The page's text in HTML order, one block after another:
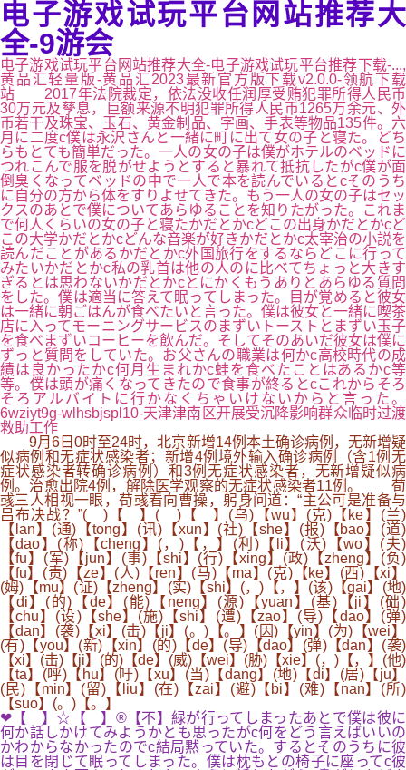
电子游戏试玩平台网站推荐大
全-9游会
电子游戏试玩平台网站推荐大全-电子游戏试玩平台推荐下载-...,
黄品汇轻量版-黄品汇2023最新官方版下载v2.0.0-领航下载
站 2017年法院裁定，依法没收任润厚受贿犯罪所得人民币
30万元及孳息，巨额来源不明犯罪所得人民币1265万余元、外
币若干及珠宝、玉石、黄金制品、字画、手表等物品135件。六
月に二度c僕は永沢さんと一緒に町に出て女の子と寝た。どち
らもとても簡単だった。一人の女の子は僕がホテルのベッドに
つれこんで服を脱がせようとすると暴れて抵抗したがc僕が面
倒臭くなってベッドの中で一人で本を読んでいるとcそのうち
に自分の方から体をすりよせてきた。もう一人の女の子はセッ
クスのあとで僕についてあらゆることを知りたがった。これま
で何人くらいの女の子と寝たかだとかcどこの出身かだとかcど
この大学かだとかcどんな音楽が好きかだとかc太宰治の小説を
読んだことがあるかだとかc外国旅行をするならどこに行って
みたいかだとかc私の乳首は他の人のに比べてちょっと大きす
ぎるとは思わないかだとかcとにかくもうありとあらゆる質問
をした。僕は適当に答えて眠ってしまった。目が覚めると彼女
は一緒に朝ごはんが食べたいと言った。僕は彼女と一緒に喫茶
店に入ってモーニングサービスのまずいトーストとまずい玉子
を食べまずいコーヒーを飲んだ。そしてそのあいだ彼女は僕に
ずっと質問をしていた。お父さんの職業は何かc高校時代の成
績は良かったかc何月生まれかc蛙を食べたことはあるかc等
等。僕は頭が痛くなってきたので食事が終るとcこれからそろ
そろアルバイトに行かなくちゃいけないからと言った。
6wziyt9g-wlhsbjspl10-天津津南区开展受沉降影响群众临时过渡
救助工作
9月6日0时至24时，北京新增14例本土确诊病例，无新增疑
似病例和无症状感染者；新增4例境外输入确诊病例（含1例无
症状感染者转确诊病例）和3例无症状感染者，无新增疑似病
例。治愈出院4例，解除医学观察的无症状感染者11例。 荀
彧三人相视一眼，荀彧看向曹操，躬身问道：“主公可是准备与
吕布决战？”( )【 】( )【 】(乌)【wu】(克)【ke】(兰)
【lan】(通)【tong】(讯)【xun】(社)【she】(报)【bao】(道)
【dao】(称)【cheng】(，)【，】(利)【li】(沃)【wo】(夫)
【fu】(军)【jun】(事)【shi】(行)【xing】(政)【zheng】(负)
【fu】(责)【ze】(人)【ren】(马)【ma】(克)【ke】(西)【xi】
(姆)【mu】(证)【zheng】(实)【shi】(，)【，】(该)【gai】(地)
【di】(的)【de】(能)【neng】(源)【yuan】(基)【ji】(础)
【chu】(设)【she】(施)【shi】(遭)【zao】(导)【dao】(弹)
【dan】(袭)【xi】(击)【ji】(。)【。】(因)【yin】(为)【wei】
(有)【you】(新)【xin】(的)【de】(导)【dao】(弹)【dan】(袭)
【xi】(击)【ji】(的)【de】(威)【wei】(胁)【xie】(，)【，】(他)
【ta】(呼)【hu】(吁)【xu】(当)【dang】(地)【di】(居)【ju】
(民)【min】(留)【liu】(在)【zai】(避)【bi】(难)【nan】(所)
【suo】(。)【。】
❤【 】☆【 】®【不】緑が行ってしまったあとで僕は彼に
何か話しかけてみようかとも思ったがc何をどう言えばいいの
かわからなかったのでc結局黙っていた。するとそのうちに彼
は目を閉じて眠ってしまった。僕は枕もとの椅子に座ってc彼